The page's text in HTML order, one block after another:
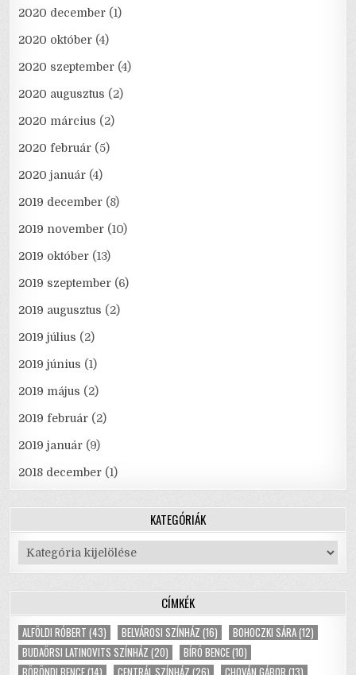
2020 december (1)
2020 október (4)
2020 szeptember (4)
2020 augusztus (2)
2020 március (2)
2020 február (5)
2020 január (4)
2019 december (8)
2019 november (10)
2019 október (13)
2019 szeptember (6)
2019 augusztus (2)
2019 július (2)
2019 június (1)
2019 május (2)
2019 február (2)
2019 január (9)
2018 december (1)
KATEGÓRIÁK
Kategóriák
CÍMKÉK
ALFÖLDI RÓBERT (43) BELVÁROSI SZÍNHÁZ (16) BOHOCZKI SÁRA(12)
BUDAÖRSI LATINOVITS SZÍNHÁZ (20) BÍRÓ BENCE(10)
BÖRÖNDI BENCE(14) CENTRÁL SZÍNHÁZ (26) CHOVÁN GÁBOR (13)